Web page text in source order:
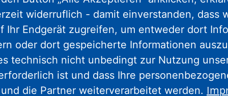
unter dem Titel „Bürgerbeteiligung und
und transparenten Formaten.
Hinweise aus der
widerruflich - damit einverstanden, dass
Ihr Endgerät zugreifen, um entweder dort
oder dort gespeicherte Informationen
technisch nicht unbedingt zur Nutzung
ist und dass Ihre
die Partner weiterverarbeitet werden.